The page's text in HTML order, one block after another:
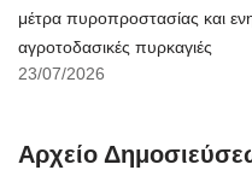
μέτρα πυροπροστασίας και
αγροτοδασικές πυρκαγιές
23/07/2026
Αρχείο